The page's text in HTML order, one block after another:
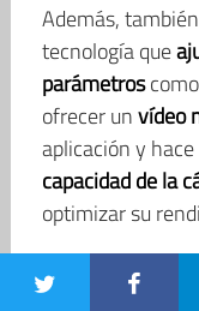
Además,
tecnología que
parámetros
ofrecer unvídeo
aplicación y
capacidad de la
optimizar su
Otra novedad de